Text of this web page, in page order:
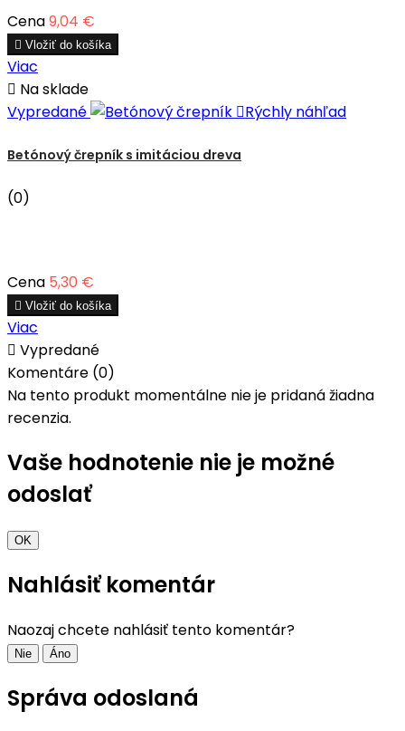
Cena9,04 €
 Vložiť do košíka
Viac
 Na sklade
Vypredané
Rýchly náhľad
Betónový črepník s imitáciou dreva
(0)
Cena 5,30 €
 Vložiť do košíka
Viac
 Vypredané
Komentáre (0)
Na tento produkt momentálne nie je pridaná žiadna
recenzia.
Vaše hodnotenie nie je možné
odoslať
OK
Nahlásiť komentár
Naozaj chcete nahlásiť tento komentár?
Nie Áno
Správa odoslaná